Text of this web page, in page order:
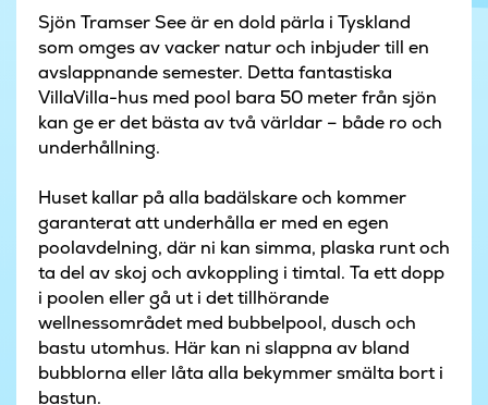
Sjön Tramser See är en dold pärla i Tyskland
som omges av vacker natur och inbjuder till en
avslappnande semester. Detta fantastiska
VillaVilla-hus med pool bara 50 meter från sjön
kan ge er det bästa av två världar – både ro och
underhållning.
Huset kallar på alla badälskare och kommer
garanterat att underhålla er med en egen
poolavdelning, där ni kan simma, plaska runt och
ta del av skoj och avkoppling i timtal. Ta ett dopp
i poolen eller gå ut i det tillhörande
wellnessområdet med bubbelpool, dusch och
bastu utomhus. Här kan ni slappna av bland
bubblorna eller låta alla bekymmer smälta bort i
bastun.